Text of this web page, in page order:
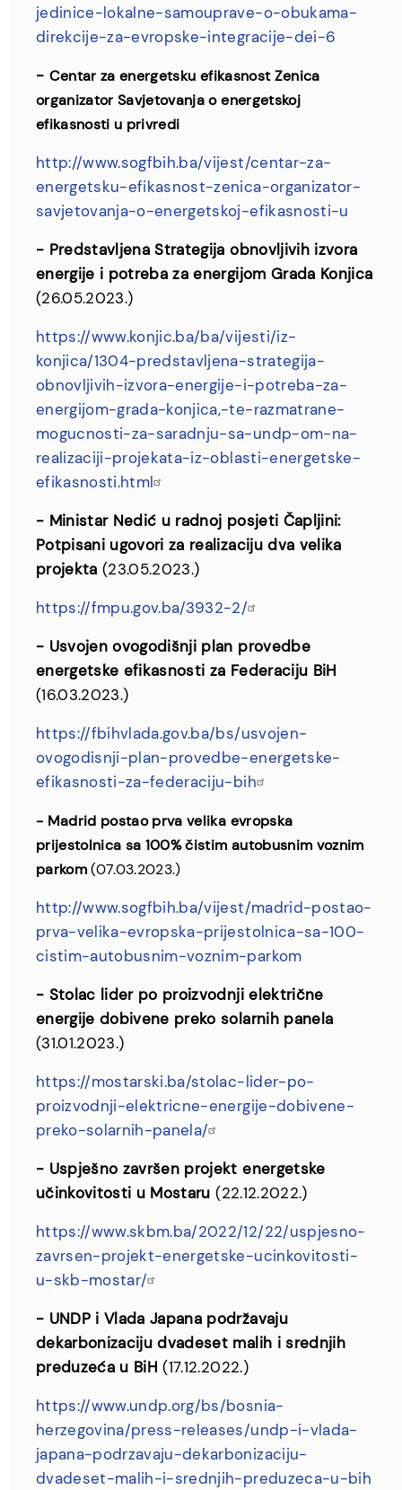
jedinice-lokalne-samouprave-o-obukama-
direkcije-za-evropske-integracije-dei-6
- Centar za energetsku efikasnost Zenica
organizator Savjetovanja o energetskoj
efikasnosti u privredi
http://www.sogfbih.ba/vijest/centar-za-
energetsku-efikasnost-zenica-organizator-
savjetovanja-o-energetskoj-efikasnosti-u
- Predstavljena Strategija obnovljivih izvora
energije i potreba za energijom Grada Konjica
(26.05.2023.)
https://www.konjic.ba/ba/vijesti/iz-
konjica/1304-predstavljena-strategija-
obnovljivih-izvora-energije-i-potreba-za-
energijom-grada-konjica,-te-razmatrane-
mogucnosti-za-saradnju-sa-undp-om-na-
realizaciji-projekata-iz-oblasti-energetske-
efikasnosti.html
- Ministar Nedić u radnoj posjeti Čapljini:
Potpisani ugovori za realizaciju dva velika
projekta (23.05.2023.)
https://fmpu.gov.ba/3932-2/
- Usvojen ovogodišnji plan provedbe
energetske efikasnosti za Federaciju BiH
(16.03.2023.)
https://fbihvlada.gov.ba/bs/usvojen-
ovogodisnji-plan-provedbe-energetske-
efikasnosti-za-federaciju-bih
- Madrid postao prva velika evropska
prijestolnica sa 100% čistim autobusnim voznim
parkom(07.03.2023.)
http://www.sogfbih.ba/vijest/madrid-postao-
prva-velika-evropska-prijestolnica-sa-100-
cistim-autobusnim-voznim-parkom
- Stolac lider po proizvodnji električne
energije dobivene preko solarnih panela
(31.01.2023.)
https://mostarski.ba/stolac-lider-po-
proizvodnji-elektricne-energije-dobivene-
preko-solarnih-panela/
- Uspješno završen projekt energetske
učinkovitosti u Mostaru (22.12.2022.)
https://www.skbm.ba/2022/12/22/uspjesno-
zavrsen-projekt-energetske-ucinkovitosti-
u-skb-mostar/
- UNDP i Vlada Japana podržavaju
dekarbonizaciju dvadeset malih i srednjih
preduzeća u BiH (17.12.2022.)
https://www.undp.org/bs/bosnia-
herzegovina/press-releases/undp-i-vlada-
japana-podrzavaju-dekarbonizaciju-
dvadeset-malih-i-srednjih-preduzeca-u-bih